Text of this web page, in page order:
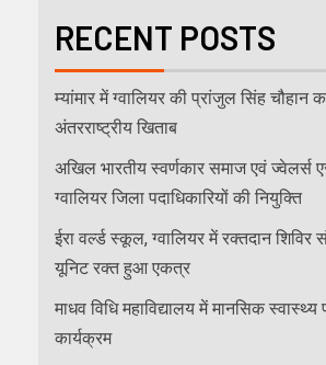
RECENT POSTS
म्यांमार में ग्वालियर की प्रांजुल सिंह चौहान
अंतरराष्ट्रीय खिताब
अखिल भारतीय स्वर्णकार समाज एवं ज्वेलर्स
ग्वालियर जिला पदाधिकारियों की नियुक्ति
ईरा वर्ल्ड स्कूल, ग्वालियर में रक्तदान शिविर
यूनिट रक्त हुआ एकत्र
माधव विधि महाविद्यालय में मानसिक
कार्यक्रम